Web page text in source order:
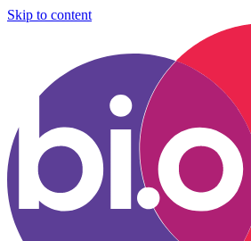
Skip to content